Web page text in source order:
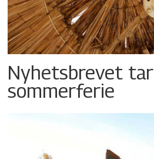
Nyhetsbrevet tar
sommerferie